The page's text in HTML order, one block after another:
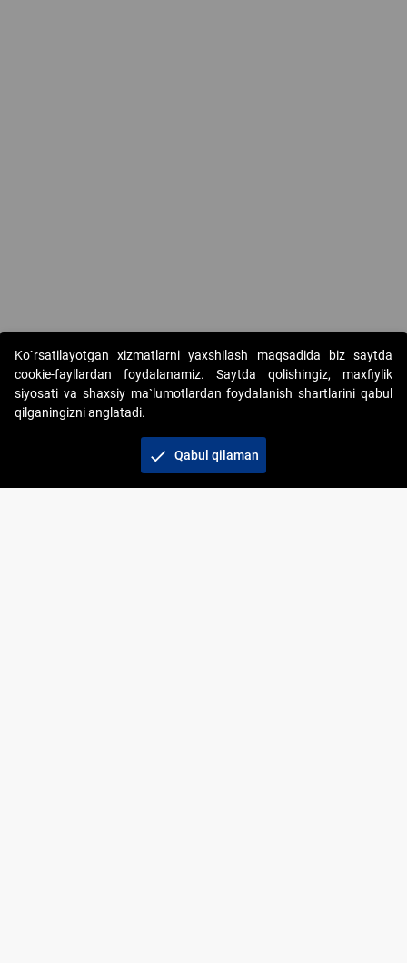
Copyright © 2017-2026. "Elektron onlayn-auksionlarni
tashkil etish" AJ. Barcha huquqlar himoyalangan
Ko`rsatilayotgan xizmatlarni yaxshilash maqsadida biz saytda
cookie-fayllardan foydalanamiz. Saytda qolishingiz, maxfiylik
siyosati va shaxsiy ma`lumotlardan foydalanish shartlarini qabul
qilganingizni anglatadi.
check Qabul qilaman